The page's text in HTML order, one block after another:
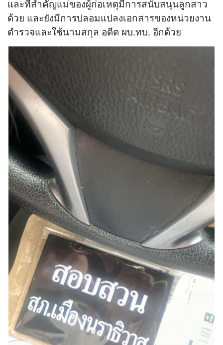
และที่สำคัญแม่ของผู้ก่อเหตุมีการสนับสนุนลูกสาว
ด้วย และยังมีการปลอมแปลงเอกสารของหน่วยงาน
ตำรวจและใช้นามสกุล อดีต ผบ.ทบ. อีกด้วย